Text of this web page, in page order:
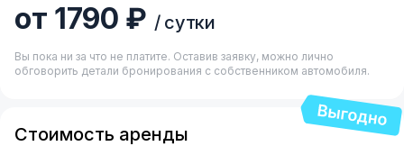
от 1790 ₽ / сутки
Вы пока ни за что не платите. Оставив заявку, можно лично
обговорить детали бронирования с собственником автомобиля.
Стоимость аренды